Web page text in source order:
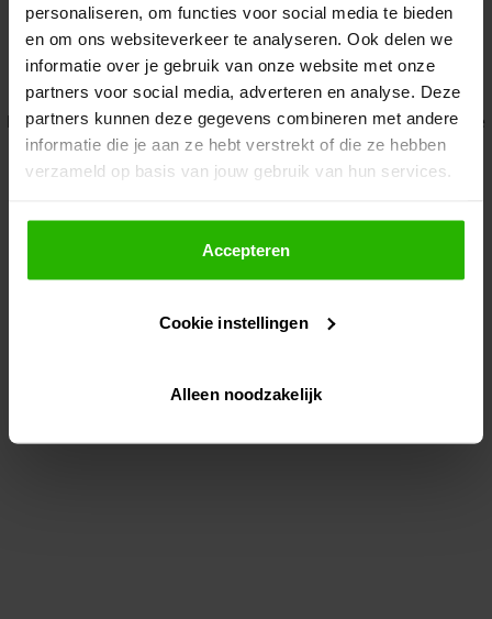
personaliseren, om functies voor social media te bieden
en om ons websiteverkeer te analyseren. Ook delen we
informatie over je gebruik van onze website met onze
partners voor social media, adverteren en analyse. Deze
partners kunnen deze gegevens combineren met andere
informatie die je aan ze hebt verstrekt of die ze hebben
verzameld op basis van jouw gebruik van hun services.
Als je op "Accepteer" klikt, dan geef je Voordeeluitjes.nl
toestemming om cookies voor social media en
gepersonaliseerde advertenties te plaatsen.
Lees hier meer over in onsprivacybeleid
Via "Cookie instellingen" kun je ook zelf instellen welke
Accepteren
Cookie instellingen
Alleen noodzakelijk
Application error: a client-side exception has occurred while
loadingwww.voordeeluitjes.nl (see the browser console for more
information).